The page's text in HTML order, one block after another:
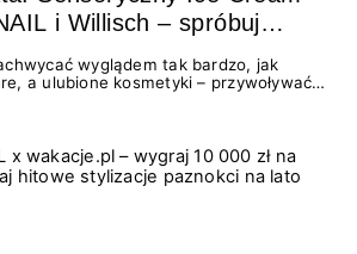
i Willisch – spróbuj
odbierz prezent!
wyglądem tak bardzo, jak
a ulubione kosmetyki – przywoływać
deserów to coś więcej niż
kolor, aksamitną teksturę,
akcent na podniebieniu. Tego lata
marką Willisch, tworząc unikalny projekt